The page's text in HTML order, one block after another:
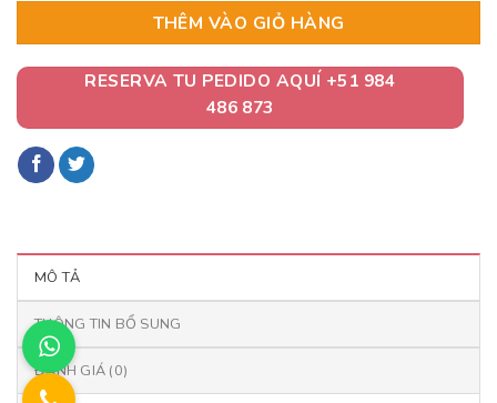
THÊM VÀO GIỎ HÀNG
RESERVA TU PEDIDO AQUÍ +51 984
486 873
MÔ TẢ
THÔNG TIN BỔ SUNG
ĐÁNH GIÁ (0)